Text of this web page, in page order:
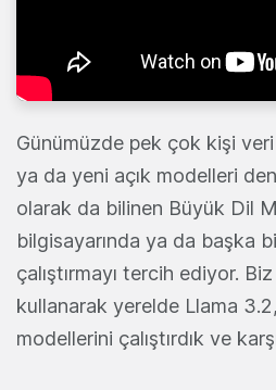
Günümüzde pek çok kişi veri
ya da yeni açık modelleri
olarak da bilinen Büyük Dil
bilgisayarında ya da başka
çalıştırmayı tercih ediyor.
kullanarak yerelde Llama
modellerini çalıştırdık ve